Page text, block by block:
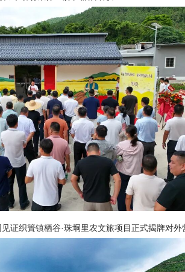
证织篢镇栖谷·珠垌里农文旅项目正式揭牌对外